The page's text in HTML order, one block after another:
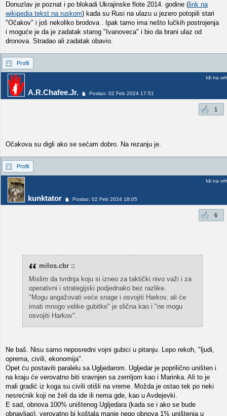
Donuzlav je poznat i po blokadi Ukrajinske flote 2014. godine ( link na
wikipedia tekst na ruskom) kada su Rusi na ulazu u jezero potopili stari
"Očakov" i još nekoliko brodova . Ipak tamo ima nešto lučkih postrojenja
i moguće je da je zadatak starog "Ivanoveca" i bio da brani ulaz od
dronova. Stradao ali zadatak obavio.
Profil
A.R.Chafee.Jr. Poslao: 02 Feb 2024 17:51
Idi na vrh
1
Očakova su digli ako se sećam dobro. Na rezanju je.
Profil
kunktator Poslao: 02 Feb 2024 18:05
Idi na vrh
6
milos.cbr ::
Mislim da tvrdnja koju si izneo za taktički nivo važi i za
operativni i strategijski podjednako bez razlike.
"Mogu angažovati veće snage i osvojiti Harkov, ali će
imati mnogo velike gubitke" je slična kao i "ne mogu
osvojiti Harkov".
Ne baš. Nisu samo neposredni vojni gubici u pitanju. Lepo rekoh, "ljudi,
oprema, civili, ekonomija".
Opet ću postaviti paralelu sa Ugljedarom. Ugljedar je poprilično uništen i
na kraju će verovatno biti sravnjen sa zemljom kao i Marinka. Ali to je
mali gradić iz koga su civili otišli na vreme. Možda je ostao tek po neki
nesrećnik koji ne želi da ide ili nema gde, kao u Avdejevki.
E sad, obnova 100% uništenog Ugljedara (kada se i ako se bude
obnavljao), verovatno bi koštala manje nego obnova 1% uništenja u